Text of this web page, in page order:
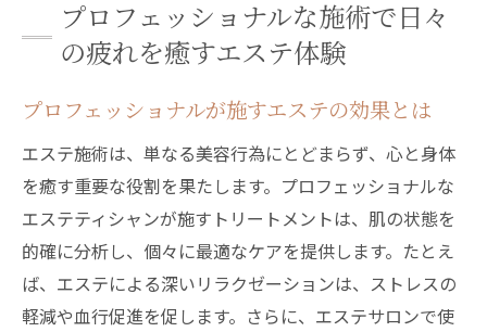
プロフェッショナルな施術で日々
の疲れを癒すエステ体験
プロフェッショナルが施すエステの効果とは
エステ施術は、単なる美容行為にとどまらず、心と身体
を癒す重要な役割を果たします。プロフェッショナルな
エステティシャンが施すトリートメントは、肌の状態を
的確に分析し、個々に最適なケアを提供します。たとえ
ば、エステによる深いリラクゼーションは、ストレスの
軽減や血行促進を促します。さらに、エステサロンで使